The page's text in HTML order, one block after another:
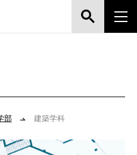
部 建築学科